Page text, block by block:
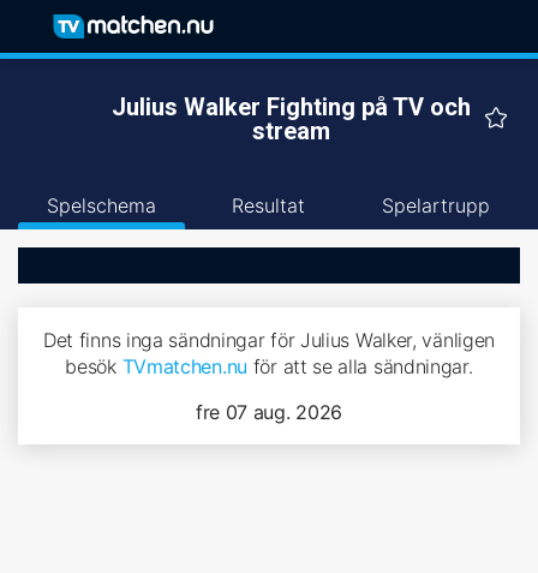
Julius Walker Fighting på TV och
stream
Spelschema Resultat Spelartrupp
Det finns inga sändningar för Julius Walker, vänligen
besök TVmatchen.nu för att se alla sändningar.
fre 07 aug. 2026